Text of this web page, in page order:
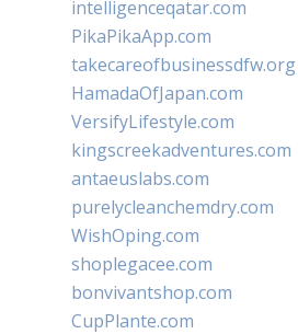
intelligenceqatar.com
PikaPikaApp.com
takecareofbusinessdfw.org
HamadaOfJapan.com
VersifyLifestyle.com
kingscreekadventures.com
antaeuslabs.com
purelycleanchemdry.com
WishOping.com
shoplegacee.com
bonvivantshop.com
CupPlante.com